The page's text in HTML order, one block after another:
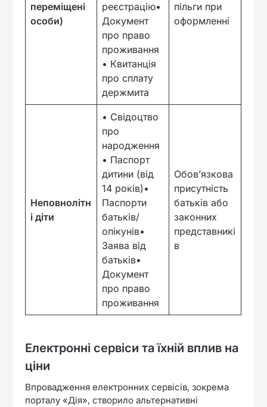
переміщені
особи)
реєстрацію•
Документ
про право
проживання
• Квитанція
про сплату
держмита
пільги при
оформленні
Неповнолітн
і діти
• Свідоцтво
про
народження
• Паспорт
дитини (від
14 років)•
Паспорти
батьків/
опікунів•
Заява від
батьків•
Документ
про право
проживання
Обов’язкова
присутність
батьків або
законних
представникі
в
Електронні сервіси та їхній вплив на
ціни
Впровадження електронних сервісів, зокрема
порталу «Дія», створило альтернативні